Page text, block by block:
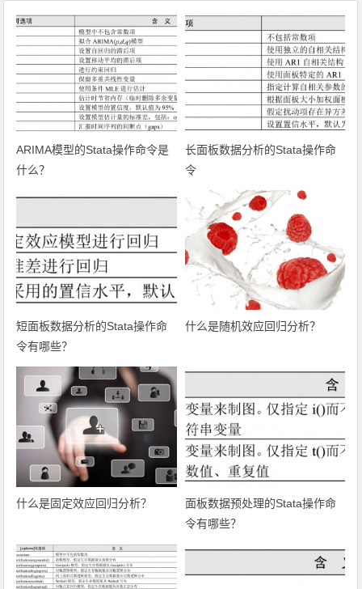
ARIMA模型的Stata操作命令是
什么？
长面板数据分析的Stata操作命
令
短面板数据分析的Stata操作命
令有哪些？
什么是随机效应回归分析？
什么是固定效应回归分析？
面板数据预处理的Stata操作命
令有哪些？